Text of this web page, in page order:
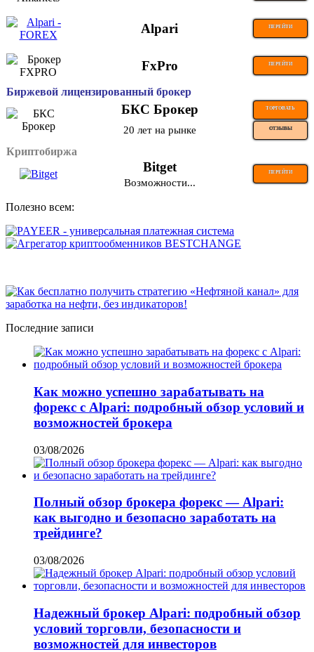
Alpari ПЕРЕЙТИ
FxPro ПЕРЕЙТИ
Биржевой лицензированный брокер
БКС Брокер ТОРГОВАТЬ
20 лет на рынке ОТЗЫВЫ
Криптобиржа
Bitget ПЕРЕЙТИ
Возможности...
Полезно всем:
Последние записи
Как можно успешно зарабатывать на
форекс с Alpari: подробный обзор условий и
возможностей брокера
03/08/2026
Полный обзор брокера форекс — Alpari:
как выгодно и безопасно заработать на
трейдинге?
03/08/2026
Надежный брокер Alpari: подробный обзор
условий торговли, безопасности и
возможностей для инвесторов